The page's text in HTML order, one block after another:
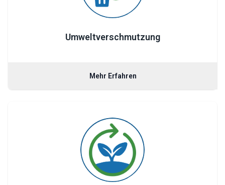
Umweltverschmutzung
Mehr Erfahren